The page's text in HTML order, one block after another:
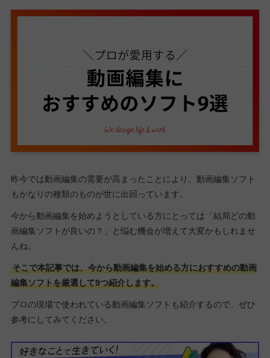
昨今では動画編集の需要が高まったことにより、動画編集ソフト
もかなりの種類のものが世に出回っています。
今から動画編集を始めようとしている方にとっては「結局どの動
画編集ソフトが良いの？」と悩む機会が増えて大変かもしれませ
んね。
そこで本記事では、今から動画編集を始める方におすすめの動画
編集ソフトを厳選して9つ紹介します。
プロの現場で使われている動画編集ソフトも紹介するので、ぜひ
参考にしてみてください。